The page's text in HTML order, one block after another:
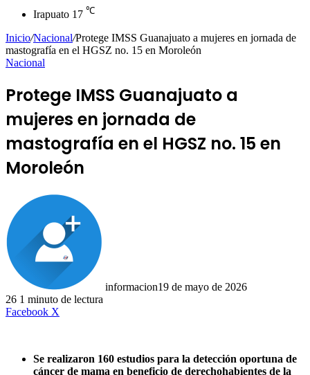
Irapuato 17 ℃
Inicio/Nacional/Protege IMSS Guanajuato a mujeres en jornada de
mastografía en el HGSZ no. 15 en Moroleón
Nacional
Protege IMSS Guanajuato a
mujeres en jornada de
mastografía en el HGSZ no. 15 en
Moroleón
informacion19 de mayo de 2026
26 1 minuto de lectura
Facebook X
Se realizaron 160 estudios para la detección oportuna de
cáncer de mama en beneficio de derechohabientes de la